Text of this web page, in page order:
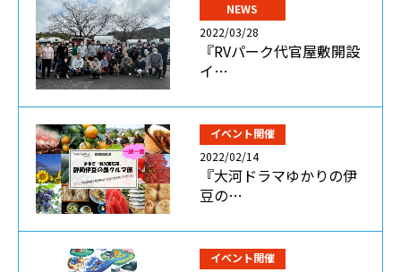
NEWS
2022/03/28
『RVパーク代官屋敷開設
イ…
イベント開催
2022/02/14
『大河ドラマゆかりの伊
豆の…
イベント開催